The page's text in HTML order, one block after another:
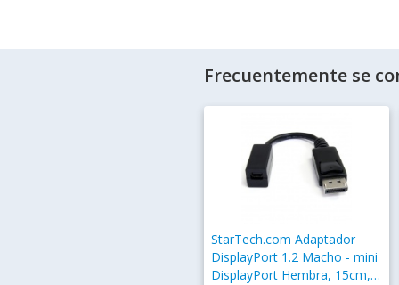
Frecuentemente se
StarTech.com Adaptador
DisplayPort 1.2 Macho - mini
DisplayPort Hembra, 15cm,